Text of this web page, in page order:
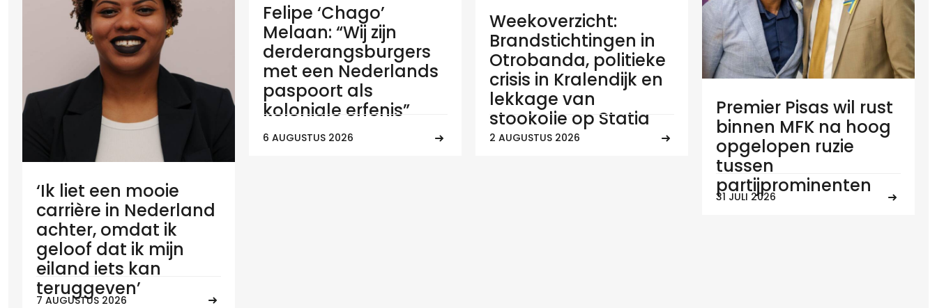
‘Ik liet een mooie
carrière in Nederland
achter, omdat ik
geloof dat ik mijn
eiland iets kan
teruggeven’
7 AUGUSTUS 2026
Felipe ‘Chago’
Melaan: “Wij zijn
derderangsburgers
met een Nederlands
paspoort als
koloniale erfenis”
6 AUGUSTUS 2026
Weekoverzicht:
Brandstichtingen in
Otrobanda, politieke
crisis in Kralendijk en
lekkage van
stookolie op Statia
2 AUGUSTUS 2026
Premier Pisas wil rust
binnen MFK na hoog
opgelopen ruzie
tussen
partijprominenten
31 JULI 2026